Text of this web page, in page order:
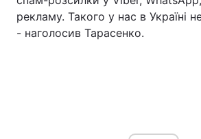
рекламу. Такого у нас в Україні
- наголосив Тарасенко.